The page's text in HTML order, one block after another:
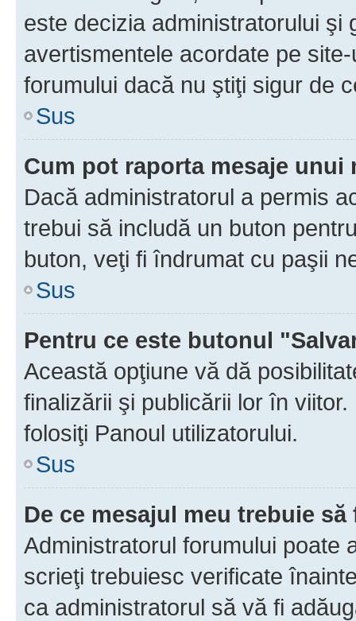
este decizia administratorului şi
avertismentele acordate pe
forumului dacă nu ştiţi sigur de
Sus
Cum pot raporta mesaje unui
Dacă administratorul a permis
trebui să includă un buton
buton, veţi fi îndrumat cu paşii
Sus
Pentru ce este butonul
Această opţiune vă dă
finalizării şi publicării lor în
folosiţi Panoul utilizatorului.
Sus
De ce mesajul meu trebuie
Administratorul forumului poate
scrieţi trebuiesc verificate
ca administratorul să vă fi